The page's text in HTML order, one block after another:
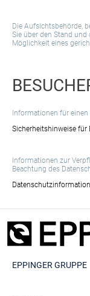
Die Aufsichtsbehörde,
Sie über den Stand
Möglichkeit eines
Informationen für
Sicherheitshinweise für
Informationen zur
Beachtung des
EPPINGER GRUPPE